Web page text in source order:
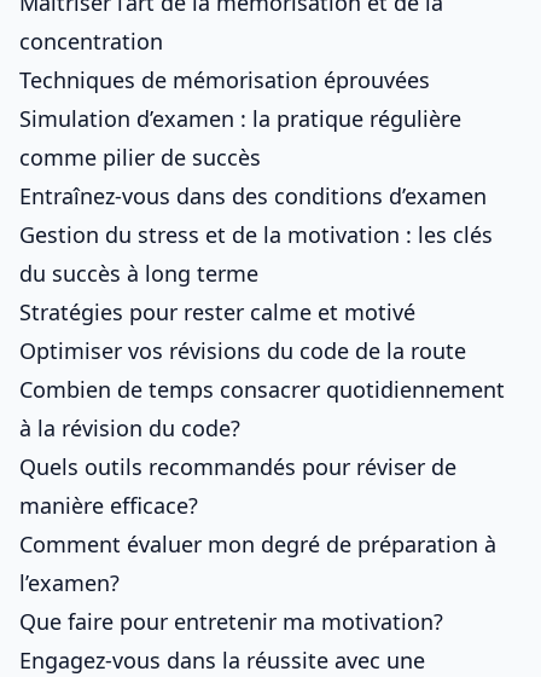
concentration
Techniques de mémorisation éprouvées
Simulation d’examen : la pratique régulière
comme pilier de succès
Entraînez-vous dans des conditions d’examen
Gestion du stress et de la motivation : les clés
du succès à long terme
Stratégies pour rester calme et motivé
Optimiser vos révisions du code de la route
Combien de temps consacrer quotidiennement
à la révision du code?
Quels outils recommandés pour réviser de
manière efficace?
Comment évaluer mon degré de préparation à
l’examen?
Que faire pour entretenir ma motivation?
Engagez-vous dans la réussite avec une